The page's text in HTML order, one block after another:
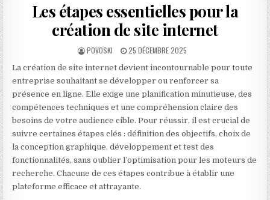
Les étapes essentielles pour la
création de site internet
AUTHOR:
POVOSKI PUBLISHED DATE:
25 DÉCEMBRE 2025
La création de site internet devient incontournable pour toute
entreprise souhaitant se développer ou renforcer sa
présence en ligne. Elle exige une planification minutieuse, des
compétences techniques et une compréhension claire des
besoins de votre audience cible. Pour réussir, il est crucial de
suivre certaines étapes clés : définition des objectifs, choix de
la conception graphique, développement et test des
fonctionnalités, sans oublier l’optimisation pour les moteurs de
recherche. Chacune de ces étapes contribue à établir une
plateforme efficace et attrayante.